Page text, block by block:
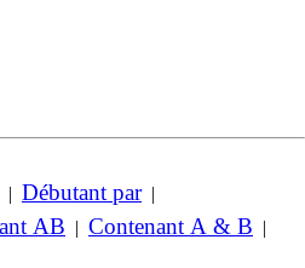
| Débutant par|
AB | Contenant A & B |